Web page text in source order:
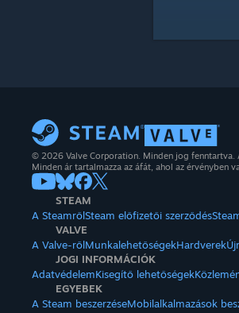
© 2026 Valve Corporation. Minden jog fenntartva.
Minden ár tartalmazza az áfát, ahol az érvényben
STEAM
A SteamrőlSteam előfizetői szerződés
VALVE
A Valve-rőlMunkalehetőségekHardverek
JOGI INFORMÁCIÓK
AdatvédelemKisegítő lehetőségek
EGYEBEK
A Steam beszerzéseMobilalkalmazások